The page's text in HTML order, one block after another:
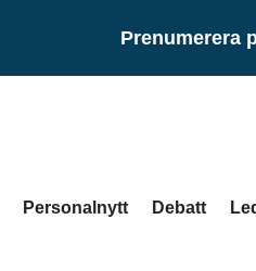
Prenumerera
Personalnytt Debatt